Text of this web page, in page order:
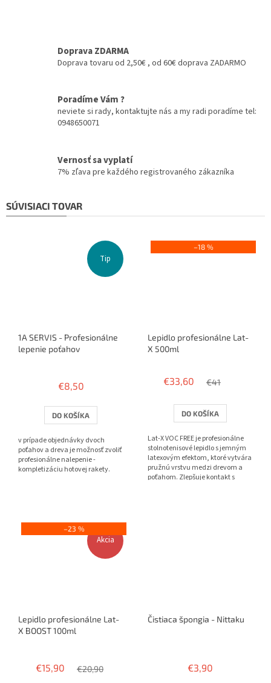
Doprava ZDARMA
Doprava tovaru od 2,50€ , od 60€ doprava ZADARMO
Poradíme Vám ?
neviete si rady, kontaktujte nás a my radi poradíme tel:
0948650071
Vernosť sa vyplatí
7% zľava pre každého registrovaného zákazníka
SÚVISIACI TOVAR
Tip
1A SERVIS - Profesionálne
lepenie poťahov
produktu
3,8
z
hviezdičiek.
€8,50
DO KOŠÍKA
v prípade objednávky dvoch
poťahov a dreva je možnosť zvoliť
profesionálne nalepenie -
kompletizáciu hotovej rakety.
–18 %
Lepidlo profesionálne Lat-
X 500ml
€33,60 €41
DO KOŠÍKA
Lat-X VOC FREE je profesionálne
stolnotenisové lepidlo s jemným
latexovým efektom, ktoré vytvára
pružnú vrstvu medzi drevom a
poťahom. Zlepšuje kontakt s
Akcia
–23 %
Lepidlo profesionálne Lat-
X BOOST 100ml
produktu
€15,90 €20,90
Čistiaca špongia - Nittaku
produktu
€3,90